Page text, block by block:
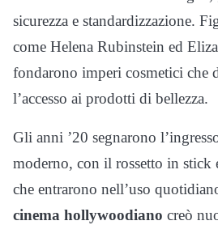
sicurezza e standardizzazione.
come Helena Rubinstein ed
fondarono imperi cosmetici che
l’accesso ai prodotti di bellezza.
Gli anni ’20 segnarono
moderno, con il rossetto in stick
che entrarono nell’uso
cinema hollywoodiano creò